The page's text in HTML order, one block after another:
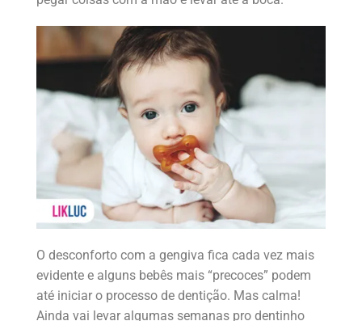
O desconforto com a gengiva fica cada vez mais
evidente e alguns bebês mais “precoces” podem
até iniciar o processo de dentição. Mas calma!
Ainda vai levar algumas semanas pro dentinho